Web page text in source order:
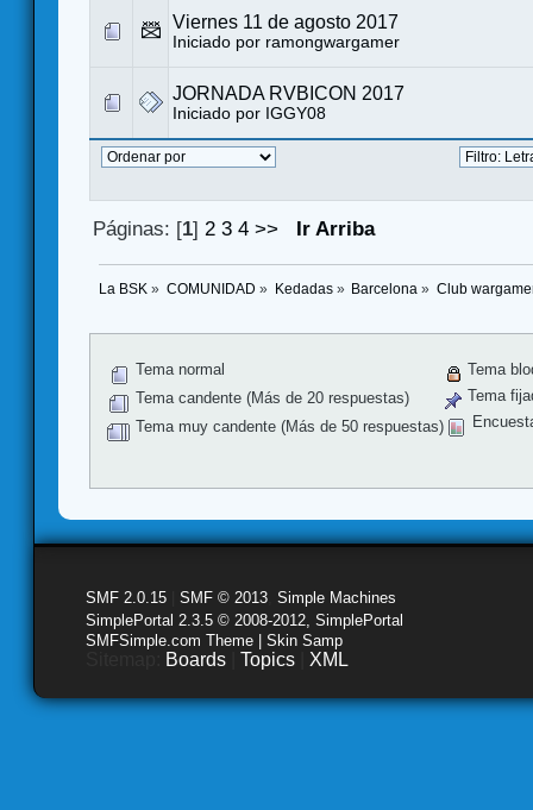
Viernes 11 de agosto 2017
Iniciado por ramongwargamer
JORNADA RVBICON 2017
Iniciado por IGGY08
Páginas: [1] 2 3 4 >> Ir Arriba
La BSK » COMUNIDAD » Kedadas» Barcelona » Club
Tema normal
Tema candente (Más de 20 respuestas)
Tema muy candente (Más de 50 respuestas)
Tema
Tema
SMF 2.0.15 SMF © 2013 Simple Machines
SimplePortal 2.3.5 © 2008-2012, SimplePortal
SMFSimple.com Theme | Skin Samp
Boards Topics XML